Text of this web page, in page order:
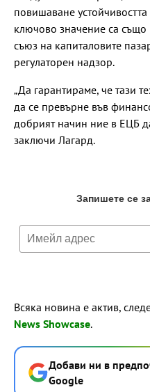
повишаване
ключово значение са
съюз на капиталовите
регулаторен надзор.
„Да гарантираме, че тази
да се превърне във
добрият начин ние в ЕЦБ
заключи Лагард.
Всяка новина е актив,
News Showcase.
Добави ни в
Google